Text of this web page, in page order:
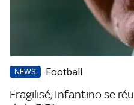
NEWS Football
Fragilisé, Infantino se